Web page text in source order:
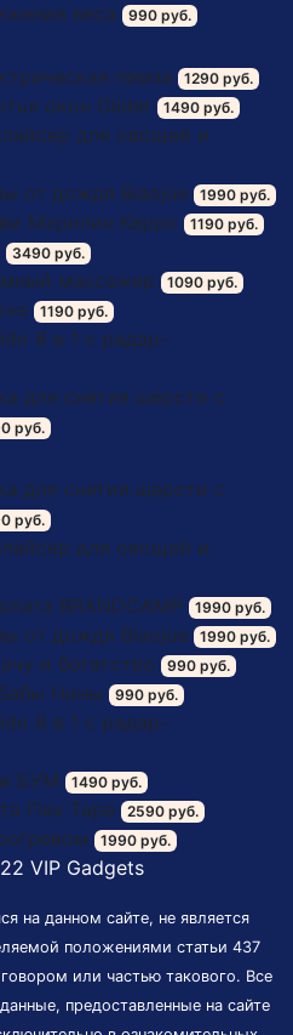
веса 990 руб.
пемза
1290 руб.
окон Glider 1490 руб.
для овощей и
от дождя Biaojue 1990 руб.
Мэрилин Керро 1190 руб.
3490 руб.
массажер 1090 руб.
1190 руб.
8 в 1 с радар-
для снятия шерсти с
руб.
для снятия шерсти с
руб.
для овощей и
BRANDCAMP 1990 руб.
от дождя Biaojue 1990 руб.
и богатство 990 руб.
Нины 990 руб.
8 в 1 с радар-
БУМ 1490 руб.
Flex Tape 2590 руб.
1990 руб.
VIP Gadgets
на данном сайте, не является
положениями статьи 437
или частью такового. Все
предоставленные на сайте